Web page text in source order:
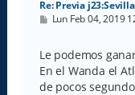
Re: Previa
M
s
a
j
e
Lun Feb 04, 2019
Le podemos
En el Wanda el
de pocos